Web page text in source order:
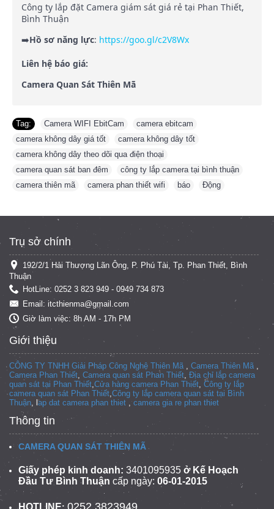
Công ty lắp đặt Camera giám sát giá rẻ tại Phan Thiết,
Bình Thuận
➡️Hồ sơ năng lực: https://goo.gl/c2V8Wx
Liên hệ báo giá:
Camera Quan Sát Thiên Mã
Tag: Camera WIFI EbitCam camera ebitcam
camera không dây giá tốt
camera không dây tốt
camera không dây theo dõi qua điện thoại
camera quan sát ban đêm
công ty lắp camera tại bình thuận
camera thiên mã
camera phan thiết wifi báo Động
Trụ sở chính
192/2/1 Hải Thượng Lãn Ông, P. Phú Tài, Tp. Phan Thiết, Bình
Thuận
HotLine: 0252 3 823 949 - 0949 734 873
Email: itcthienma@gmail.com
Giờ làm việc: 8h AM - 17h PM
Giới thiệu
CÔNG TY TNHH Giải Pháp Công Nghệ Thiên Mã Camera Thiên Mã
Camera Phan Thiết Camera quan sát Phan Thiết Địa chỉ lắp camera
quan sát tại Phan Thiết Cửa hàng camera Phan Thiết Công ty lắp
camera quan sát Phan Thiết Công ty lắp camera quan sát tại Bình
Thuận
ap dat camera phan thiet camera gia re phan thiet
Thông tin
CAMERA QUAN SÁT THIÊN MÃ
Giấy phép kinh doanh: 3401095935 ở Kế Hoạch
Đầu Tư Bình Thuận cấp ngày: 06-01-2015
HOTLINE 0252.3823949